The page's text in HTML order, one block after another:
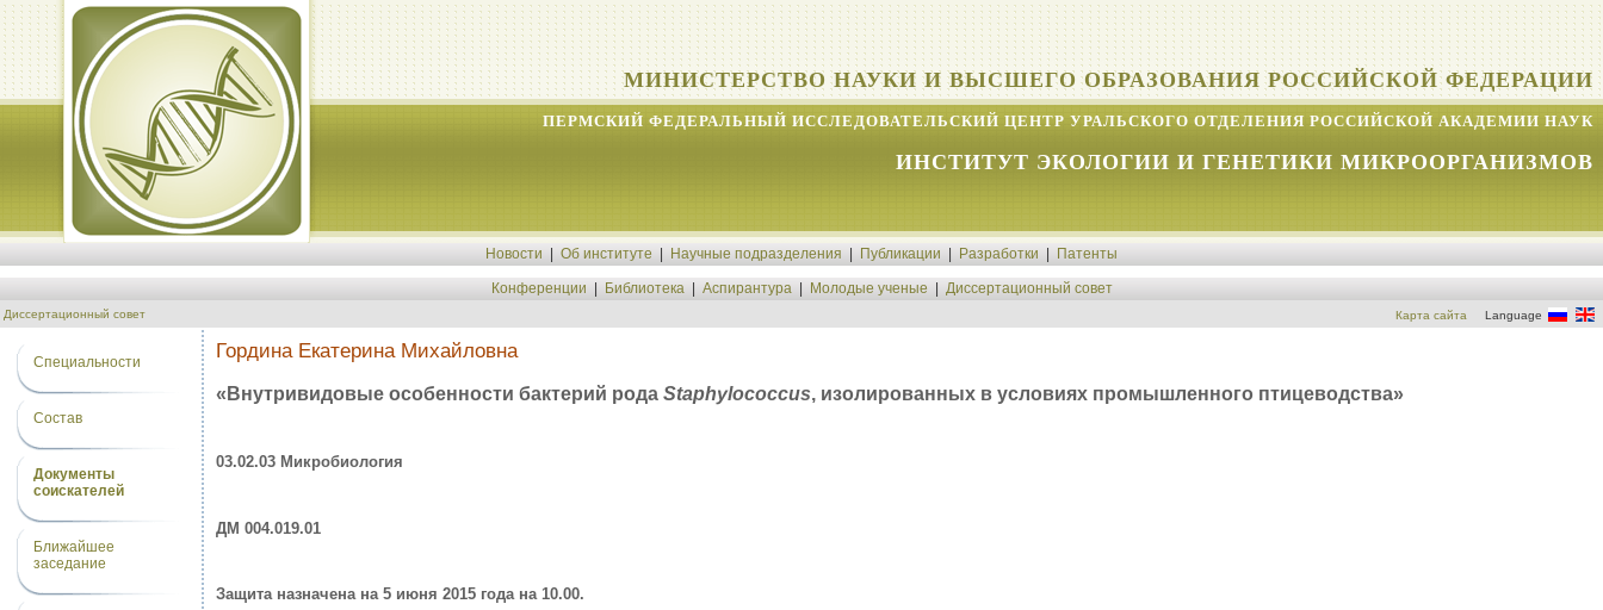
МИНИСТЕРСТВО НАУКИ И ВЫСШЕГО ОБРАЗОВАНИЯ РОССИЙСКОЙ ФЕДЕРАЦИИ
ПЕРМСКИЙ ФЕДЕРАЛЬНЫЙ ИССЛЕДОВАТЕЛЬСКИЙ ЦЕНТР УРАЛЬСКОГО ОТДЕЛЕНИЯ РОССИЙСКОЙ АКАДЕМИИ НАУК
ИНСТИТУТ ЭКОЛОГИИ И ГЕНЕТИКИ МИКРООРГАНИЗМОВ
Новости Об институте Научные подразделения Публикации Разработки Патенты
Конференции Библиотека Аспирантура Молодые ученые Диссертационный совет
Диссертационный совет Карта сайта Language
Специальности
Состав
Документы
соискателей
Ближайшее
заседание
Гордина Екатерина Михайловна
«Внутривидовые особенности бактерий рода Staphylococcus, изолированных в условиях промышленного птицеводства»
03.02.03 Микробиология
ДМ 004.019.01
Защита назначена на 5 июня 2015 года на 10.00.